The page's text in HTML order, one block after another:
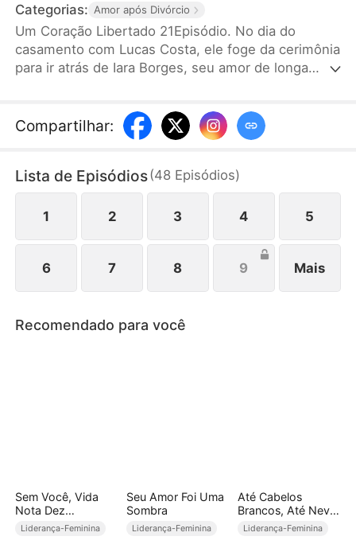
Categorias: Amor após Divórcio
Um Coração Libertado 21Episódio. No dia do
casamento com Lucas Costa, ele foge da cerimônia
para ir atrás de Iara Borges, seu amor de longa
conjugal. No entanto, após o ocorrido, Lucas Costa
se arrepende profundamente, mas já é tarde
Compartilhar:
Lista de Episódios(48 Episódios)
1 2 3 4 5
6 7 8 9 Mais
Recomendado para você
Sem Você, Vida
Nota Dez
(Dublado)
Liderança-Feminina
Seu Amor Foi Uma
Sombra
Liderança-Feminina
Até Cabelos
Brancos, Até Neve
Tirar Seu Voto
Liderança-Feminina